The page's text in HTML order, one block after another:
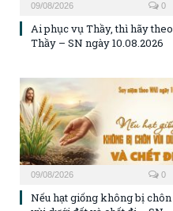
09/08/2026 0
Ai phục vụ Thầy, thì hãy theo
Thầy – SN ngày 10.08.2026
09/08/2026 0
Nếu hạt giống không bị chôn